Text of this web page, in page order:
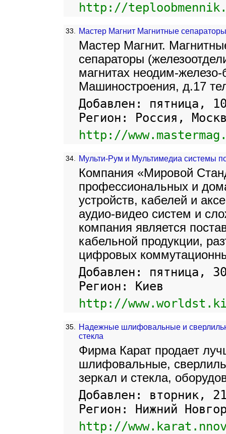
http://
33. Мастер Магнит Магнитные
Мастер Магнит.
сепараторы
магнитах неодим-
Машиностроения, д.17
Добавлен: пятница,
Регион: Россия,
http://
34. Мульти-Рум и Мультимедиа системы
Компания «Мировой
профессиональных и
устройств, кабелей и
аудио-видео систем и
компания является
кабельной продукции,
цифровых
Добавлен: пятница,
Регион: Киев
http://
35.
Надежные шлифовальные и
стекла
Фирма Карат продает
шлифовальные,
зеркал и стекла,
Добавлен: вторник,
Регион: Нижний
http://